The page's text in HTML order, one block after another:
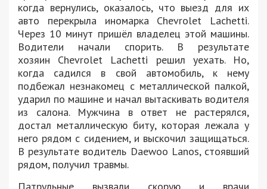
когда вернулись, оказалось, что выезд для их
авто перекрыла иномарка Chevrolet Lachetti.
Через 10 минут пришёл владелец этой машины.
Водители начали спорить. В результате
хозяин Chevrolet Lachettі решил уехать. Но,
когда садился в свой автомобиль, к нему
подбежал незнакомец с металлической палкой,
ударил по машине и начал вытаскивать водителя
из салона. Мужчина в ответ не растерялся,
достал металлическую биту, которая лежала у
него рядом с сидением, и выскочил защищаться.
В результате водитель Daewoo Lanos, стоявший
рядом, получил травмы.